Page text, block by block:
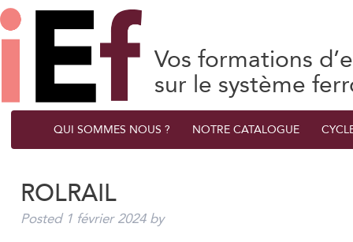
Vos formations
sur le système
QUI SOMMES NOUS ? NOTRE CATALOGUE
ROLRAIL
Posted 1 février 2024 by